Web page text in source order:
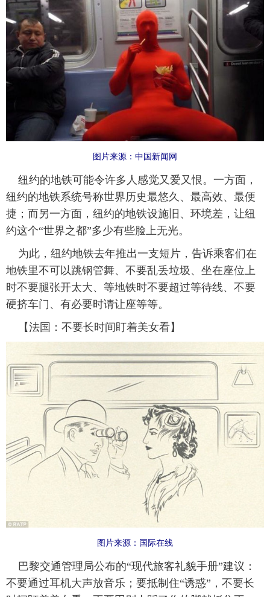
图片来源：中国新闻网
纽约的地铁可能令许多人感觉又爱又恨。一方面，
纽约的地铁系统号称世界历史最悠久、最高效、最便
捷；而另一方面，纽约的地铁设施旧、环境差，让纽
约这个“世界之都”多少有些脸上无光。
为此，纽约地铁去年推出一支短片，告诉乘客们在
地铁里不可以跳钢管舞、不要乱丢垃圾、坐在座位上
时不要腿张开太大、等地铁时不要超过等待线、不要
硬挤车门、有必要时请让座等等。
【法国：不要长时间盯着美女看】
图片来源：国际在线
巴黎交通管理局公布的“现代旅客礼貌手册”建议：
不要通过耳机大声放音乐；要抵制住“诱惑”，不要长